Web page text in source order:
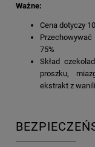
Ważne:
Cena dotyczy
75%
Skład
proszku,
ekstrakt z